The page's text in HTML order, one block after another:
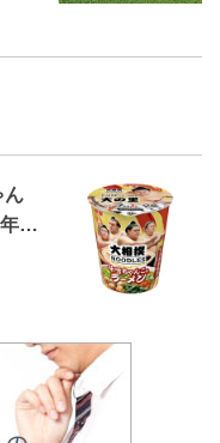
ん
年…